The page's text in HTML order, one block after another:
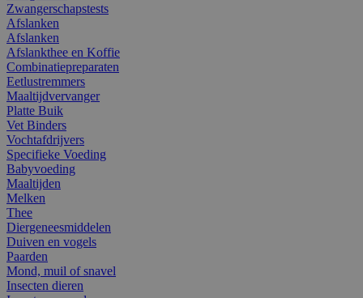
Zwangerschapstests
Afslanken
Afslanken
Afslankthee en Koffie
Combinatiepreparaten
Eetlustremmers
Maaltijdvervanger
Platte Buik
Vet Binders
Vochtafdrijvers
Specifieke Voeding
Babyvoeding
Maaltijden
Melken
Thee
Diergeneesmiddelen
Duiven en vogels
Paarden
Mond, muil of snavel
Insecten dieren